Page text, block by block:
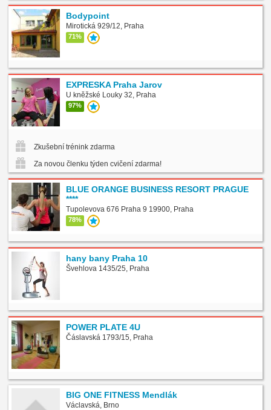
Bodypoint
Mirotická 929/12, Praha
71%
EXPRESKA Praha Jarov
U kněžské Louky 32, Praha
97%
Zkušební trénink zdarma
Za novou členku týden cvičení zdarma!
BLUE ORANGE BUSINESS RESORT PRAGUE
****
Tupolevova 676 Praha 9 19900, Praha
78%
hany bany Praha 10
Švehlova 1435/25, Praha
POWER PLATE 4U
Čáslavská 1793/15, Praha
BIG ONE FITNESS Mendlák
Václavská, Brno